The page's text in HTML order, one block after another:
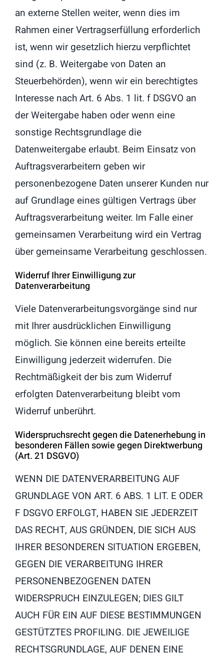
an externe Stellen weiter, wenn dies im
Rahmen einer Vertragserfüllung erforderlich
ist, wenn wir gesetzlich hierzu verpflichtet
sind (z. B. Weitergabe von Daten an
Steuerbehörden), wenn wir ein berechtigtes
Interesse nach Art. 6 Abs. 1 lit. f DSGVO an
der Weitergabe haben oder wenn eine
sonstige Rechtsgrundlage die
Datenweitergabe erlaubt. Beim Einsatz von
Auftragsverarbeitern geben wir
personenbezogene Daten unserer Kunden nur
auf Grundlage eines gültigen Vertrags über
Auftragsverarbeitung weiter. Im Falle einer
gemeinsamen Verarbeitung wird ein Vertrag
über gemeinsame Verarbeitung geschlossen.
Widerruf Ihrer Einwilligung zur
Datenverarbeitung
Viele Datenverarbeitungsvorgänge sind nur
mit Ihrer ausdrücklichen Einwilligung
möglich. Sie können eine bereits erteilte
Einwilligung jederzeit widerrufen. Die
Rechtmäßigkeit der bis zum Widerruf
erfolgten Datenverarbeitung bleibt vom
Widerruf unberührt.
Widerspruchsrecht gegen die Datenerhebung in
besonderen Fällen sowie gegen Direktwerbung
(Art. 21 DSGVO)
WENN DIE DATENVERARBEITUNG AUF
GRUNDLAGE VON ART. 6 ABS. 1 LIT. E ODER
F DSGVO ERFOLGT, HABEN SIE JEDERZEIT
DAS RECHT, AUS GRÜNDEN, DIE SICH AUS
IHRER BESONDEREN SITUATION ERGEBEN,
GEGEN DIE VERARBEITUNG IHRER
PERSONENBEZOGENEN DATEN
WIDERSPRUCH EINZULEGEN; DIES GILT
AUCH FÜR EIN AUF DIESE BESTIMMUNGEN
GESTÜTZTES PROFILING. DIE JEWEILIGE
RECHTSGRUNDLAGE, AUF DENEN EINE